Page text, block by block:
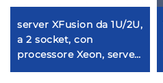
server XFusion da 1U/2U,
a 2 socket, con
processore Xeon, server
GPU rackmount, case